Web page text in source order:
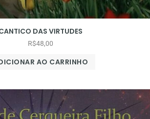
DAS VIRTUDES
R$48,00
AO CARRINHO